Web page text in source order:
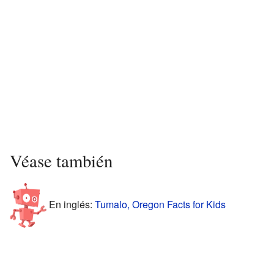
Véase también
En inglés: Tumalo, Oregon Facts for Kids